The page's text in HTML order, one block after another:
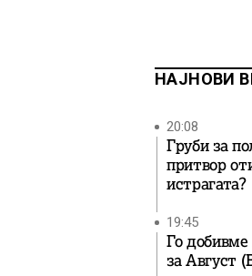
НАЈНОВИ
20:08
Груби за
притвор
истрагата?
19:45
Го
за Август